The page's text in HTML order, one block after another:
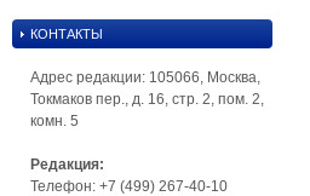
КОНТАКТЫ
Адрес редакции: 105066, Москва,
Токмаков пер., д. 16, стр. 2, пом. 2,
комн. 5
Редакция:
Телефон: +7 (499) 267-40-10